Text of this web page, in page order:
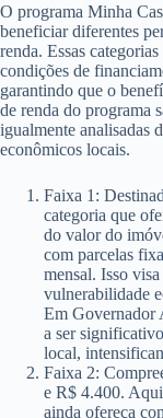
O programa Minha
beneficiar diferentes
renda. Essas
condições de
garantindo que o
de renda do programa
igualmente analisadas
econômicos locais.
Faixa 1:
categoria que
do valor do
com parcelas
mensal. Isso
vulnerabilidade
Em Governador
a ser
local,
Faixa 2:
e R$ 4.400.
ainda ofereça